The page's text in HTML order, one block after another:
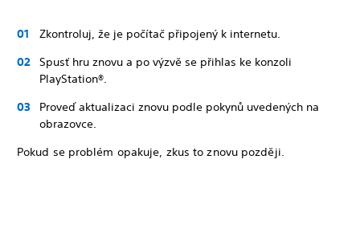
Zkontroluj, že je počítač připojený k internetu.
Spusť hru znovu a po výzvě se přihlas ke konzoli
PlayStation®.
Proveď aktualizaci znovu podle pokynů uvedených na
obrazovce.
Pokud se problém opakuje, zkus to znovu později.